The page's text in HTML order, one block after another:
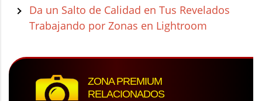
Da un Salto de Calidad en Tus Revelados
Trabajando por Zonas en Lightroom
ZONA PREMIUM
RELACIONADOS